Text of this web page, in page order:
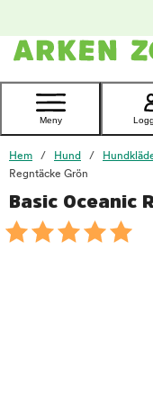
Kontakta
Meny
Hem Hund
Regntäcke Grön
Basic Oceanic
foo